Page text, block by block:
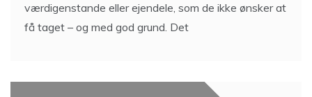
værdigenstande eller ejendele, som de ikke ønsker at
få taget – og med god grund. Det